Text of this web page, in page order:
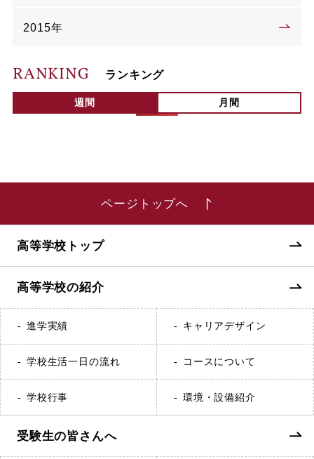
2015年
RANKING ランキング
週間 月間
ページトップへ
高等学校トップ
高等学校の紹介
進学実績 キャリアデザイン
学校生活一日の流れ コースについて
学校行事 環境・設備紹介
受験生の皆さんへ